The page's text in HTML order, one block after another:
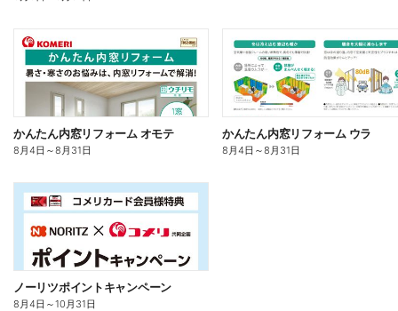
かんたん内窓リフォーム オモテ
8月4日 ～8月31日
かんたん内窓リフォーム ウラ
8月4日 ～8月31日
ノーリツポイントキャンペーン
8月4日 ～10月31日